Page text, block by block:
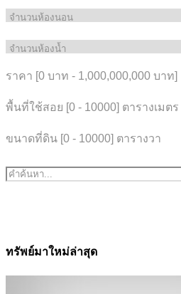
ราคา [0 บาท - 1,000,000,000 บาท]
พื้นที่ใช้สอย [0 - 10000] ตารางเมตร
ขนาดที่ดิน [0 - 10000] ตารางวา
ทรัพย์มาใหม่ล่าสุด